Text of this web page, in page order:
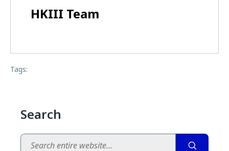
HKIII Team
Tags:
Search
Search